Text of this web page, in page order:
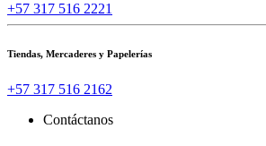
+57 317 516 2221
Tiendas, Mercaderes y Papelerías
+57 317 516 2162
Contáctanos